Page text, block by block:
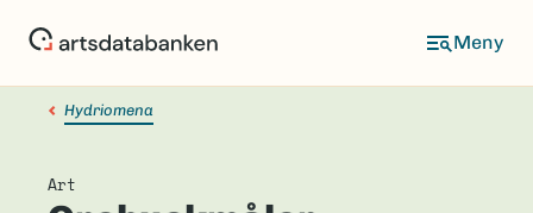
Hydriomena
Art